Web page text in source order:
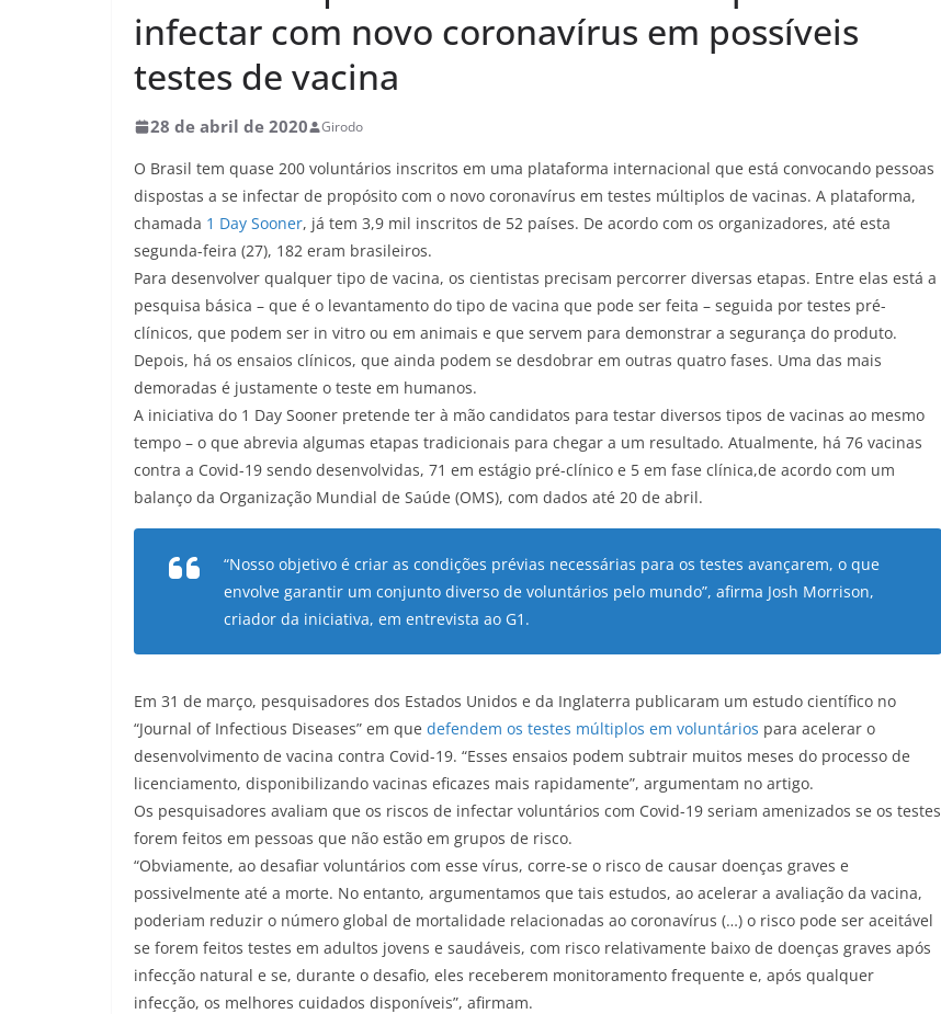
infectar com novo coronavírus em possíveis
testes de vacina
28 de abril de 2020 Girodo
O Brasil tem quase 200 voluntários inscritos em uma plataforma internacional que está convocando pessoas
dispostas a se infectar de propósito com o novo coronavírus em testes múltiplos de vacinas. A plataforma,
chamada 1 Day Sooner, já tem 3,9 mil inscritos de 52 países. De acordo com os organizadores, até esta
segunda-feira (27), 182 eram brasileiros.
Para desenvolver qualquer tipo de vacina, os cientistas precisam percorrer diversas etapas. Entre elas está a
pesquisa básica – que é o levantamento do tipo de vacina que pode ser feita – seguida por testes pré-
clínicos, que podem ser in vitro ou em animais e que servem para demonstrar a segurança do produto.
Depois, há os ensaios clínicos, que ainda podem se desdobrar em outras quatro fases. Uma das mais
demoradas é justamente o teste em humanos.
A iniciativa do 1 Day Sooner pretende ter à mão candidatos para testar diversos tipos de vacinas ao mesmo
tempo – o que abrevia algumas etapas tradicionais para chegar a um resultado. Atualmente, há 76 vacinas
contra a Covid-19 sendo desenvolvidas, 71 em estágio pré-clínico e 5 em fase clínica,de acordo com um
balanço da Organização Mundial de Saúde (OMS), com dados até 20 de abril.
“Nosso objetivo é criar as condições prévias necessárias para os testes avançarem, o que
envolve garantir um conjunto diverso de voluntários pelo mundo”, afirma Josh Morrison,
criador da iniciativa, em entrevista ao G1.
Em 31 de março, pesquisadores dos Estados Unidos e da Inglaterra publicaram um estudo científico no
“Journal of Infectious Diseases” em que defendem os testes múltiplos em voluntários para acelerar o
desenvolvimento de vacina contra Covid-19. “Esses ensaios podem subtrair muitos meses do processo de
licenciamento, disponibilizando vacinas eficazes mais rapidamente”, argumentam no artigo.
Os pesquisadores avaliam que os riscos de infectar voluntários com Covid-19 seriam amenizados se os testes
forem feitos em pessoas que não estão em grupos de risco.
“Obviamente, ao desafiar voluntários com esse vírus, corre-se o risco de causar doenças graves e
possivelmente até a morte. No entanto, argumentamos que tais estudos, ao acelerar a avaliação da vacina,
poderiam reduzir o número global de mortalidade relacionadas ao coronavírus (…) o risco pode ser aceitável
se forem feitos testes em adultos jovens e saudáveis, com risco relativamente baixo de doenças graves após
infecção natural e se, durante o desafio, eles receberem monitoramento frequente e, após qualquer
infecção, os melhores cuidados disponíveis”, afirmam.